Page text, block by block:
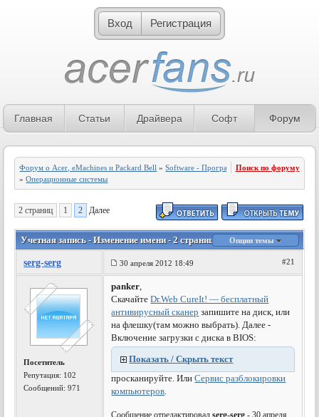
Вход Регистрация
Главная Статьи Драйвера Софт Форум
Форум о Acer, eMachines и Packard Bell »Software - Программное обеспечение
»Операционные системы
Поиск по форуму
2 страниц 1 2 Далее
Учетная запись - Изменение имени - 2 страница Опции темы
serg-serg 30 апреля 2012 18:49 #21
Посетитель
Репутация: 102
Сообщений: 971
panker,
СкачайтеDr.Web CureIt! — бесплатный
антивирусный сканер запишите на диск, или
на флешку(там можно выбрать). Далее -
Включение загрузки с диска в BIOS:
Показать / Скрыть текст
просканируйте. ИлиСервис разблокировки
компьютеров.
Сообщение отредактировалserg-serg - 30 апреля